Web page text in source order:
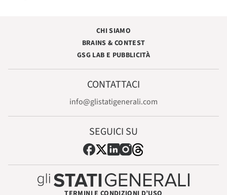
CHI SIAMO
BRAINS & CONTEST
GSG LAB E PUBBLICITÀ
CONTATTACI
info@glistatigenerali.com
SEGUICI SU